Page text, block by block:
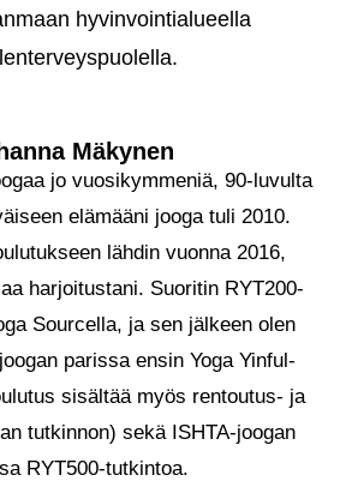
hyvinvointialueella
Mäkynen
jo vuosikymmeniä, 90-luvulta
elämääni jooga tuli 2010.
lähdin vuonna 2016,
harjoitustani. Suoritin RYT200-
Sourcella, ja sen jälkeen olen
parissa ensin Yoga Yinful-
sisältää myös rentoutus- ja
tutkinnon) sekä ISHTA-joogan
RYT500-tutkintoa.